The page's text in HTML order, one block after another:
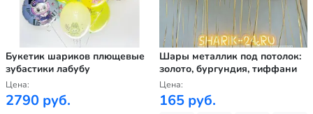
Букетик шариков плющевые
зубастики лабубу
Цена:
2790 руб.
Шары металлик под потолок:
золото, бургундия, тиффани
Цена:
165 руб.